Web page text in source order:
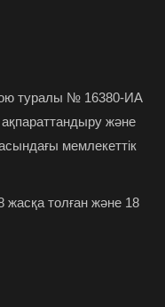
қою туралы № 16380-ИА
және
мемлекеттік
толған және 18